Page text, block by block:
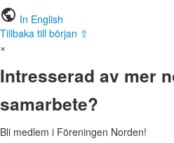
public In English
Tillbaka till början ⇧
×
Intresserad av mer
samarbete?
Bli medlem i Föreningen Norden!